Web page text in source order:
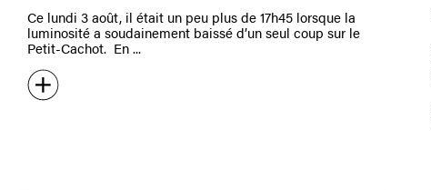
Ce lundi 3 août, il était un peu plus de 17h45 lorsque la
luminosité a soudainement baissé d’un seul coup sur le
Petit-Cachot. En